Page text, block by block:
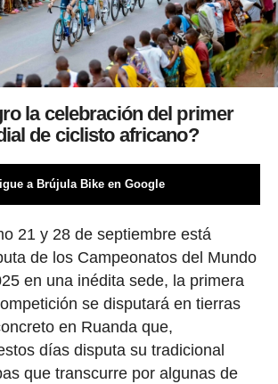
la celebración del primer
de ciclisto africano?
a Brújula Bike en Google
21 y 28 de septiembre está
de los Campeonatos del Mundo
en una inédita sede, la primera
se disputará en tierras
en Ruanda que,
días disputa su tradicional
que transcurre por algunas de